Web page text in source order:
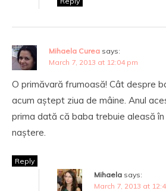
Mihaela Curea says:
March 7, 2013 at 12:04 pm
O primăvară frumoasă! Cât despre
acum aștept ziua de mâine. Anul
prima dată că baba trebuie aleasă
naștere.
Reply
Mihaela says:
March 7, 2013 at